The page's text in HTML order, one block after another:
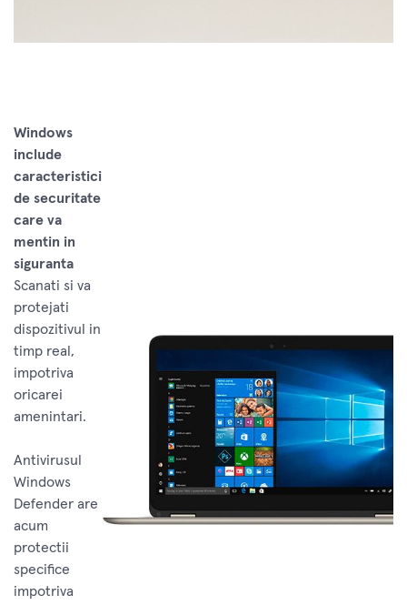
Windows
include
caracteristici
de securitate
care va
mentin in
siguranta
Scanati si va
protejati
dispozitivul in
timp real,
impotriva
oricarei
amenintari.
Antivirusul
Windows
Defender are
acum
protectii
specifice
impotriva